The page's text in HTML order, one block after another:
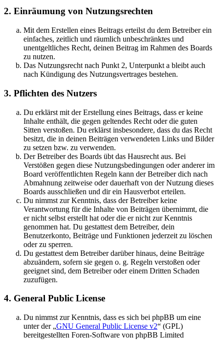
2. Einräumung von Nutzungsrechten
Mit dem Erstellen eines Beitrags erteilst du dem Betreiber ein
einfaches, zeitlich und räumlich unbeschränktes und
unentgeltliches Recht, deinen Beitrag im Rahmen des Boards
zu nutzen.
Das Nutzungsrecht nach Punkt 2, Unterpunkt a bleibt auch
nach Kündigung des Nutzungsvertrages bestehen.
3. Pflichten des Nutzers
Du erklärst mit der Erstellung eines Beitrags, dass er keine
Inhalte enthält, die gegen geltendes Recht oder die guten
Sitten verstoßen. Du erklärst insbesondere, dass du das Recht
besitzt, die in deinen Beiträgen verwendeten Links und Bilder
zu setzen bzw. zu verwenden.
Der Betreiber des Boards übt das Hausrecht aus. Bei
Verstößen gegen diese Nutzungsbedingungen oder anderer im
Board veröffentlichten Regeln kann der Betreiber dich nach
Abmahnung zeitweise oder dauerhaft von der Nutzung dieses
Boards ausschließen und dir ein Hausverbot erteilen.
Du nimmst zur Kenntnis, dass der Betreiber keine
Verantwortung für die Inhalte von Beiträgen übernimmt, die
er nicht selbst erstellt hat oder die er nicht zur Kenntnis
genommen hat. Du gestattest dem Betreiber, dein
Benutzerkonto, Beiträge und Funktionen jederzeit zu löschen
oder zu sperren.
Du gestattest dem Betreiber darüber hinaus, deine Beiträge
abzuändern, sofern sie gegen o. g. Regeln verstoßen oder
geeignet sind, dem Betreiber oder einem Dritten Schaden
zuzufügen.
4. General Public License
Du nimmst zur Kenntnis, dass es sich bei phpBB um eine
unter der „GNU General Public License v2“ (GPL)
bereitgestellten Foren-Software von phpBB Limited